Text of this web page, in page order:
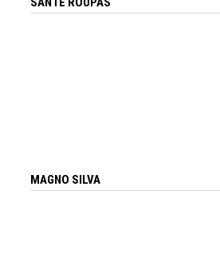
MAGNO SILVA